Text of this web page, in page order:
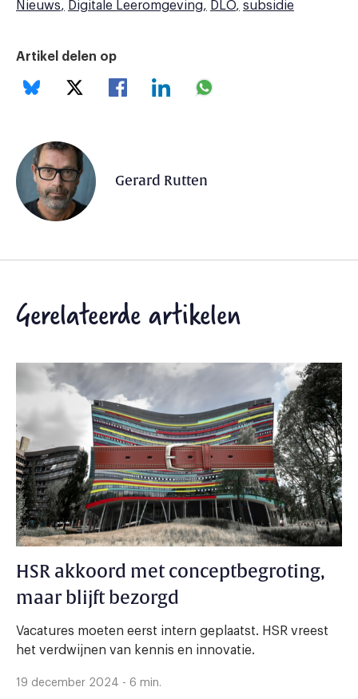
Nieuws Digitale Leeromgeving DLO subsidie
Artikel delen op
Gerard Rutten
Gerelateerde artikelen
HSR akkoord met conceptbegroting,
maar blijft bezorgd
Vacatures moeten eerst intern geplaatst. HSR vreest
het verdwijnen van kennis en innovatie.
19 december 2024 - 6 min.